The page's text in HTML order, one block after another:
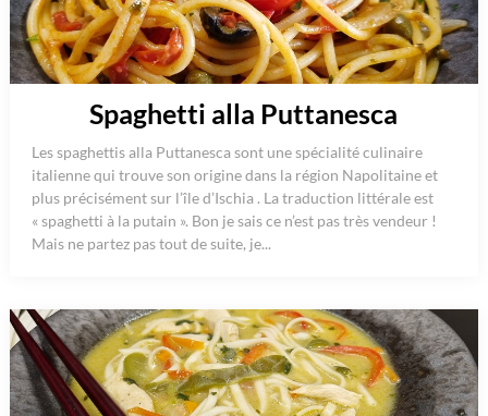
Spaghetti alla Puttanesca
Les spaghettis alla Puttanesca sont une spécialité culinaire
italienne qui trouve son origine dans la région Napolitaine et
plus précisément sur l’île d’Ischia . La traduction littérale est
« spaghetti à la putain ». Bon je sais ce n’est pas très vendeur !
Mais ne partez pas tout de suite, je...